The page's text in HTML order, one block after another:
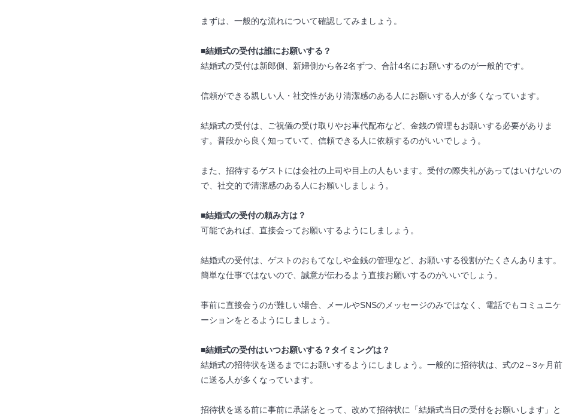
まずは、一般的な流れについて確認してみましょう。
■結婚式の受付は誰にお願いする？
結婚式の受付は新郎側、新婦側から各2名ずつ、合計4名にお願いするのが一般的です。
信頼ができる親しい人・社交性があり清潔感のある人にお願いする人が多くなっています。
結婚式の受付は、ご祝儀の受け取りやお車代配布など、金銭の管理もお願いする必要がありま
す。普段から良く知っていて、信頼できる人に依頼するのがいいでしょう。
また、招待するゲストには会社の上司や目上の人もいます。受付の際失礼があってはいけないの
で、社交的で清潔感のある人にお願いしましょう。
■結婚式の受付の頼み方は？
可能であれば、直接会ってお願いするようにしましょう。
結婚式の受付は、ゲストのおもてなしや金銭の管理など、お願いする役割がたくさんあります。
簡単な仕事ではないので、誠意が伝わるよう直接お願いするのがいいでしょう。
事前に直接会うのが難しい場合、メールやSNSのメッセージのみではなく、電話でもコミュニケ
ーションをとるようにしましょう。
■結婚式の受付はいつお願いする？タイミングは？
結婚式の招待状を送るまでにお願いするようにしましょう。一般的に招待状は、式の2～3ヶ月前
に送る人が多くなっています。
招待状を送る前に事前に承諾をとって、改めて招待状に「結婚式当日の受付をお願いします」と